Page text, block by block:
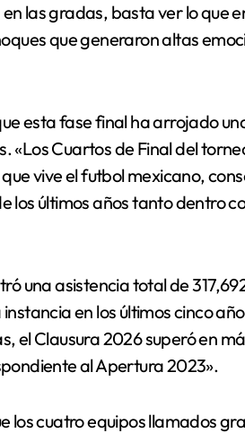
las gradas, basta ver lo que
que generaron altas
esta fase final ha arrojado
«Los Cuartos de Final del
vive el futbol mexicano,
los últimos años tanto dentro
una asistencia total de
en los últimos cinco
el Clausura 2026 superó en
al Apertura 2023».
los cuatro equipos llamados